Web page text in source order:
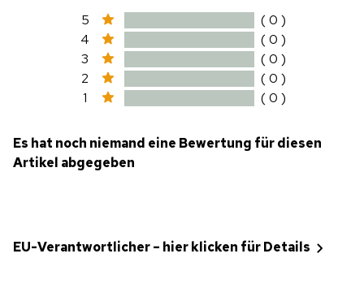
5
( 0 )
4
( 0 )
3
( 0 )
2
( 0 )
1
( 0 )
Es hat noch niemand eine Bewertung für diesen
Artikel abgegeben
EU-Verantwortlicher – hier klicken für Details